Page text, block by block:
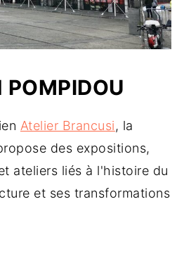
Atelier Brancusi, la
des expositions,
ateliers liés à l'histoire du
et ses transformations